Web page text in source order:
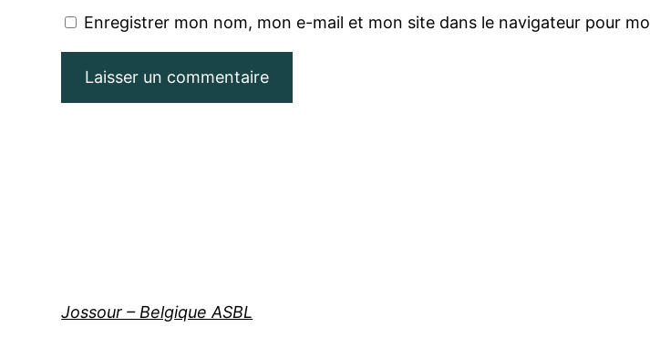
Enregistrer mon nom, mon e-mail et mon site dans le navigateur pour
Jossour – Belgique ASBL